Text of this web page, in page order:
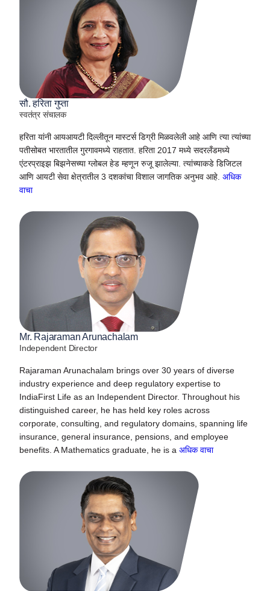
सौ. हरिता गुप्ता
स्वतंत्र संचालक
हरिता यांनी आयआयटी दिल्लीतून मास्टर्स डिग्री मिळवलेली आहे आणि त्या त्यांच्या
पतीसोबत भारतातील गुरगावमध्ये राहतात. हरिता 2017 मध्ये सदरलँडमध्ये
एंटरप्राइझ बिझनेसच्या ग्लोबल हेड म्हणून रुजू झालेल्या. त्यांच्याकडे डिजिटल
आणि आयटी सेवा क्षेत्रातील 3 दशकांचा विशाल जागतिक अनुभव आहे. अधिक
वाचा
Mr. Rajaraman Arunachalam
Independent Director
Rajaraman Arunachalam brings over 30 years of diverse
industry experience and deep regulatory expertise to
IndiaFirst Life as an Independent Director. Throughout his
distinguished career, he has held key roles across
corporate, consulting, and regulatory domains, spanning life
insurance, general insurance, pensions, and employee
benefits. A Mathematics graduate, he is a अधिक वाचा